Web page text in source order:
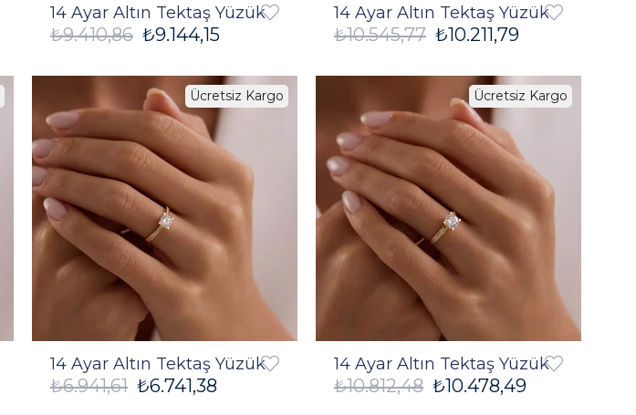
14 Ayar Altın Tektaş Yüzük
₺9.144,15
₺9.410,86
14 Ayar Altın Tektaş Yüzük
₺10.211,79
₺10.545,77
14 Ayar Altın Tektaş Yüzük
₺6.741,38
₺6.941,61
Ücretsiz Kargo
14 Ayar Altın Tektaş Yüzük
₺10.478,49
₺10.812,48
Ücretsiz Kargo